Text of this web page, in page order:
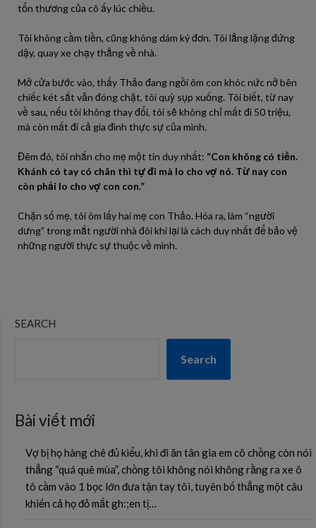
tổn thương của cô ấy lúc chiều.
Tôi không cầm tiền, cũng không dám ký đơn. Tôi lẳng lặng đứng
dậy, quay xe chạy thẳng về nhà.
Mở cửa bước vào, thấy Thảo đang ngồi ôm con khóc nức nở bên
chiếc két sắt vẫn đóng chặt, tôi quỳ sụp xuống. Tôi biết, từ nay
về sau, nếu tôi không thay đổi, tôi sẽ không chỉ mất đi 50 triệu,
mà còn mất đi cả gia đình thực sự của mình.
Đêm đó, tôi nhắn cho mẹ một tin duy nhất: “Con không có tiền.
Khánh có tay có chân thì tự đi mà lo cho vợ nó. Từ nay con
còn phải lo cho vợ con con.”
Chặn số mẹ, tôi ôm lấy hai mẹ con Thảo. Hóa ra, làm “người
dưng” trong mắt người nhà đôi khi lại là cách duy nhất để bảo vệ
những người thực sự thuộc về mình.
SEARCH
Search
Bài viết mới
Vợ bị họ hàng chê đủ kiểu, khi đi ăn tân gia em cô chồng còn nói
thẳng “quá quê mùa”, chồng tôi không nói không rằng ra xe ô
tô cầm vào 1 bọc lớn đưa tận tay tôi, tuyên bố thẳng một câu
khiến cả họ đỏ mắt gh:;en tị…